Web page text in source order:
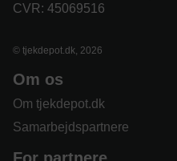
CVR: 45069516
© tjekdepot.dk, 2026
Om os
Om tjekdepot.dk
Samarbejdspartnere